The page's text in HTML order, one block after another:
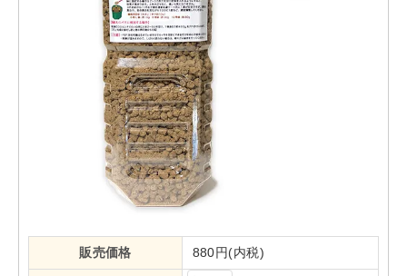
販売価格 880円(内税)